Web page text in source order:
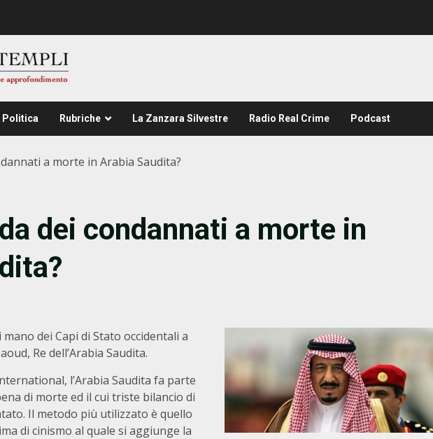
Politica Rubriche La Zanzara Silvestre Radio Real Crime Podcast
a morte in Arabia Saudita?
dei condannati a morte in
dei Capi di Stato occidentali a
Re dell’Arabia Saudita.
l’Arabia Saudita fa parte
di morte ed il cui triste bilancio di
Il metodo più utilizzato è quello
di cinismo al quale si aggiunge la